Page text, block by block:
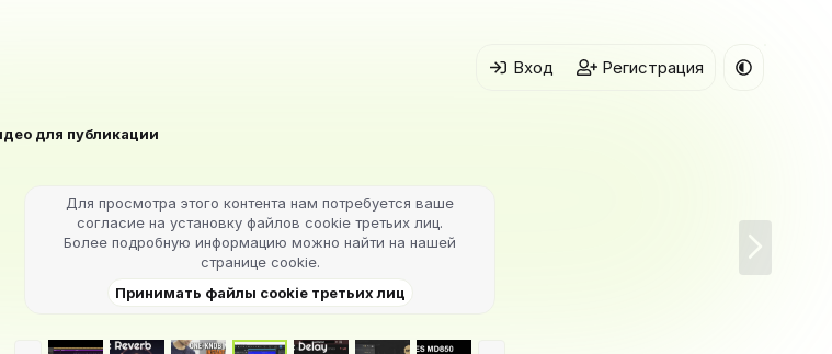
Вход Регистрация
для публикации
Для просмотра этого контента нам потребуется ваше
согласие на установку файлов cookie третьих лиц.
Более подробную информацию можно найти на нашей
странице cookie.
Принимать файлы cookie третьих лиц
е